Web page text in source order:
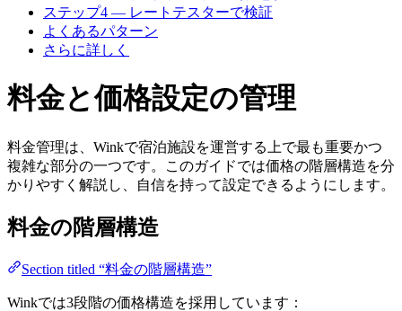
ステップ4 — レートテスターで検証
よくあるパターン
さらに詳しく
料金と価格設定の管理
料金管理は、Winkで宿泊施設を運営する上で最も重要かつ
複雑な部分の一つです。このガイドでは価格の階層構造を分
かりやすく解説し、自信を持って設定できるようにします。
料金の階層構造
Section titled “料金の階層構造”
Winkでは3段階の価格構造を採用しています：